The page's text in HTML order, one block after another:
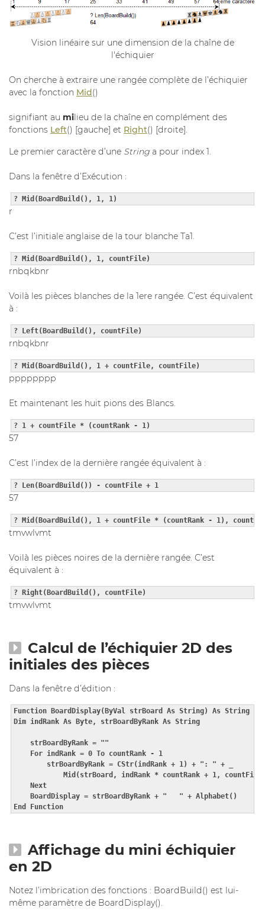
Vision linéaire sur une dimension de la chaîne de
l'échiquier
On cherche à extraire une rangée complète de l’échiquier
avec la fonction Mid()
signifiant au milieu de la chaîne en complément des
fonctions Left() [gauche] et Right() [droite].
Le premier caractère d’une String a pour index 1.
Dans la fenêtre d’Exécution :
? Mid(BoardBuild(), 1, 1)
r
C’est l’initiale anglaise de la tour blanche Ta1.
? Mid(BoardBuild(), 1, countFile)
rnbqkbnr
Voilà les pièces blanches de la 1ere rangée. C’est équivalent
à :
? Left(BoardBuild(), countFile)
rnbqkbnr
? Mid(BoardBuild(), 1 + countFile, countFile)
pppppppp
Et maintenant les huit pions des Blancs.
? 1 + countFile * (countRank - 1)
57
C’est l’index de la dernière rangée équivalent à :
? Len(BoardBuild()) - countFile + 1
57
? Mid(BoardBuild(), 1 + countFile * (countRank - 1),
tmvwlvmt
Voilà les pièces noires de la dernière rangée. C’est
équivalent à :
? Right(BoardBuild(), countFile)
tmvwlvmt
Calcul de l’échiquier 2D des
initiales des pièces
Dans la fenêtre d’édition :
Function BoardDisplay(ByVal strBoard As String) As String
Dim indRank As Byte, strBoardByRank As String
    strBoardByRank = ""
    For indRank = 0 To countRank - 1
        strBoardByRank = CStr(indRank + 1) + ": " + _
Mid(strBoard, indRank * countRank + 1,
    Next
    BoardDisplay = strBoardByRank + "   " + Alphabet()
End Function
Affichage du mini échiquier
en 2D
Notez l’imbrication des fonctions : BoardBuild() est lui-
même paramètre de BoardDisplay().